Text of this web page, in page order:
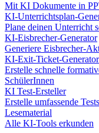
Mit KI Dokumente in
KI-Unterrichtsplan-
Plane deinen Unterricht
KI-Eisbrecher-Generator
Generiere Eisbrecher-
KI-Exit-Ticket-Generator
Erstelle schnelle
SchülerInnen
KI Test-Ersteller
Erstelle umfassende
Lesematerial
Alle KI-Tools erkunden